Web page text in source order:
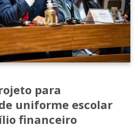
para
uniforme escolar
financeiro